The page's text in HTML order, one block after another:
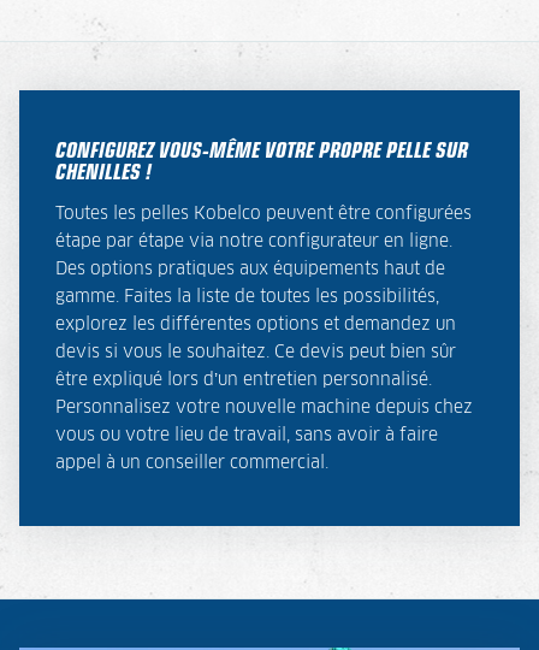
CONFIGUREZ VOUS-MÊME VOTRE PROPRE PELLE SUR
CHENILLES !
Toutes les pelles Kobelco peuvent être configurées
étape par étape via notre configurateur en ligne.
Des options pratiques aux équipements haut de
gamme. Faites la liste de toutes les possibilités,
explorez les différentes options et demandez un
devis si vous le souhaitez. Ce devis peut bien sûr
être expliqué lors d’un entretien personnalisé.
Personnalisez votre nouvelle machine depuis chez
vous ou votre lieu de travail, sans avoir à faire
appel à un conseiller commercial.